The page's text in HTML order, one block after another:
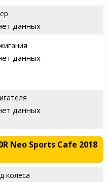
данных
данных
данных
Neo Sports Cafe 2018
колеса